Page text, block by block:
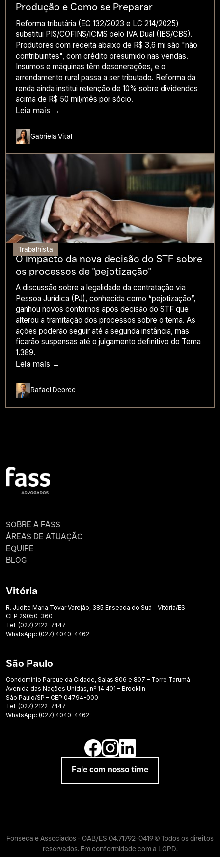
Produção e Como se Preparar
Reforma tributária (EC 132/2023 e LC 214/2025)
substitui PIS/COFINS/ICMS pelo IVA Dual (IBS/CBS).
Produtores com receita abaixo de R$ 3,6 mi são "não
contribuintes", com crédito presumido nas vendas.
Insumos e máquinas têm desonerações, e o
arrendamento rural passa a ser tributado. Reforma da
renda ainda institui retenção de 10% sobre dividendos
acima de R$ 50 mil/mês por sócio.
Leia mais →
Gabriela Vital
Trabalhista
O impacto da nova decisão do STF sobre
os processos de "pejotização"
A discussão sobre a legalidade da contratação via
Pessoa Jurídica (PJ), conhecida como “pejotização”,
ganhou novos contornos após decisão do STF que
alterou a tramitação dos processos sobre o tema. As
ações poderão seguir até a segunda instância, mas
ficarão suspensas até o julgamento definitivo do Tema
1.389.
Leia mais →
Rafael Deorce
SOBRE A FASS
ÁREAS DE ATUAÇÃO
EQUIPE
BLOG
Vitória
R. Judite Maria Tovar Varejão, 385 Enseada do Suá - Vitória/ES
CEP 29050-360
Tel: (027) 2122-7447
WhatsApp: (027) 4040-4462
São Paulo
Condomínio Parque da Cidade, Salas 806 e 807 – Torre Tarumã
Avenida das Nações Unidas, nº 14.401 – Brooklin
São Paulo/SP – CEP 04794-000
Tel: (027) 2122-7447
WhatsApp: (027) 4040-4462
Fale com nosso time
Fonseca e Associados - OAB/ES 04.71792-0419 © Todos os direitos
reservados. Em conformidade com a LGPD.